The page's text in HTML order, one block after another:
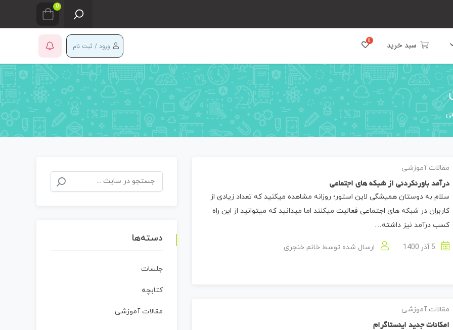
0
سبد خرید ورود / ثبت نام
مقالات آموزشی
درآمد باورنکردنی از شبکه های اجتماعی
سلام به دوستان همیشگی لاین استور؛ روزانه مشاهده میکنید که تعداد زیادی از
کاربران در شبکه های اجتماعی فعالیت میکنند اما میدانید که میتوانید از این راه
کسب درآمد نیز داشته…
ارسال شده توسط خانم خنجری
مقالات آموزشی
امکانات جدید اینستاگرام
جستجو
برای:
دسته‌ها
جلسات
کتابچه
مقالات آموزشی